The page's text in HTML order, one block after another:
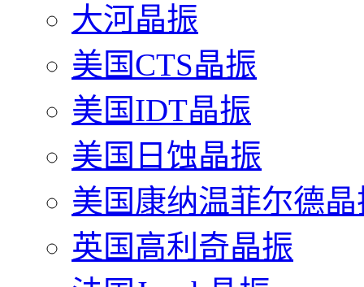
大河晶振
美国CTS晶振
美国IDT晶振
美国日蚀晶振
美国康纳温菲尔德晶
英国高利奇晶振